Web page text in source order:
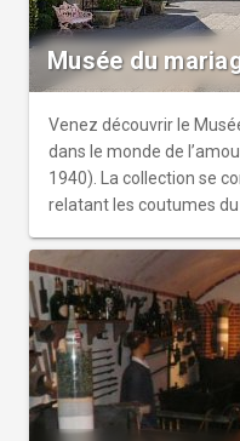
Musée du
Venez découvrir le
dans le monde de
1940). La collection se
relatant les coutumes
se poursuit dans la salle
guerre et retraçant
«champagne». Puis
outils de la vigne et du
que vous dégusterez
verre de ratafia pour